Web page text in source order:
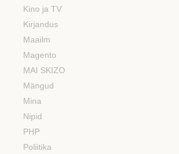
Kino ja TV
Kirjandus
Maailm
Magento
MAI SKIZO
Mängud
Mina
Nipid
PHP
Poliitika